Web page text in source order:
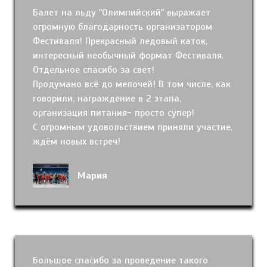
Балет на льду "Олимпийский" выражает
огромную благодарность организатором
Фестиваля! Прекрасный ледовый каток,
интересный необычный формат Фестиваля.
Отдельное спасибо за свет!
Продумано всё до мелочей! В том числе, как
говорили, награждение в 2 этапа,
организация питания- просто супер!
С огромным удовольствием приняли участие,
ждём новых встреч!
Мария
Большое спасибо за проведение такого